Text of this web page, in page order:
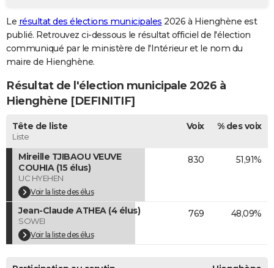
GUIDES D'ACHAT
BONS PLANS
CARTE DE VOEUX
Dictionnaire
Biographies
Citations
Expressions
Proverbes
PROGRAMME TV
COPAINS D'AVANT
S'inscrire
Se connecter
Lycées
Collèges
Primaires
Universités
Entreprises
Service militaire
Avis de recherche
AVIS DE DÉCÈS
FORUM
Bricolage
Lifestyle
Culture
Sport
Auto
Television
Voyage
Cinema
Le résultat des élections municipales 2026 à Hienghène est
publié. Retrouvez ci-dessous le résultat officiel de l'élection
communiqué par le ministère de l'Intérieur et le nom du
maire de Hienghène.
Résultat de l'élection municipale 2026 à
Hienghène [DEFINITIF]
Tête de liste
Liste
Voix % des voix
Mireille TJIBAOU VEUVE
COUHIA (15 élus)
UC HYEHEN
Voir la liste des élus
830 51,91%
Jean-Claude ATHEA (4 élus)
SOWEI
Voir la liste des élus
769 48,09%